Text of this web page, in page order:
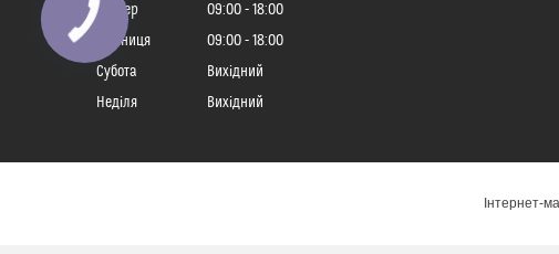
Четвер
09:00
18:00
Пʼятниця
09:00
18:00
Субота
Вихідний
Неділя
Вихідний